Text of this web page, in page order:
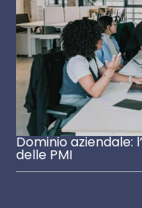
Dominio aziendale:
delle PMI